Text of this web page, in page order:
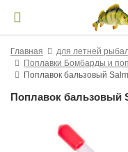
Главная для летней
Поплавки Бомбарды и
Поплавок бальзовый
Поплавок бальзовый